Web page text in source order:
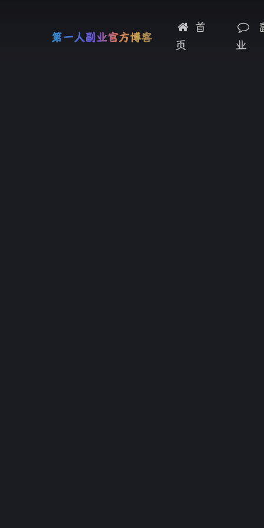
第一人副业官方博客
首
页
业